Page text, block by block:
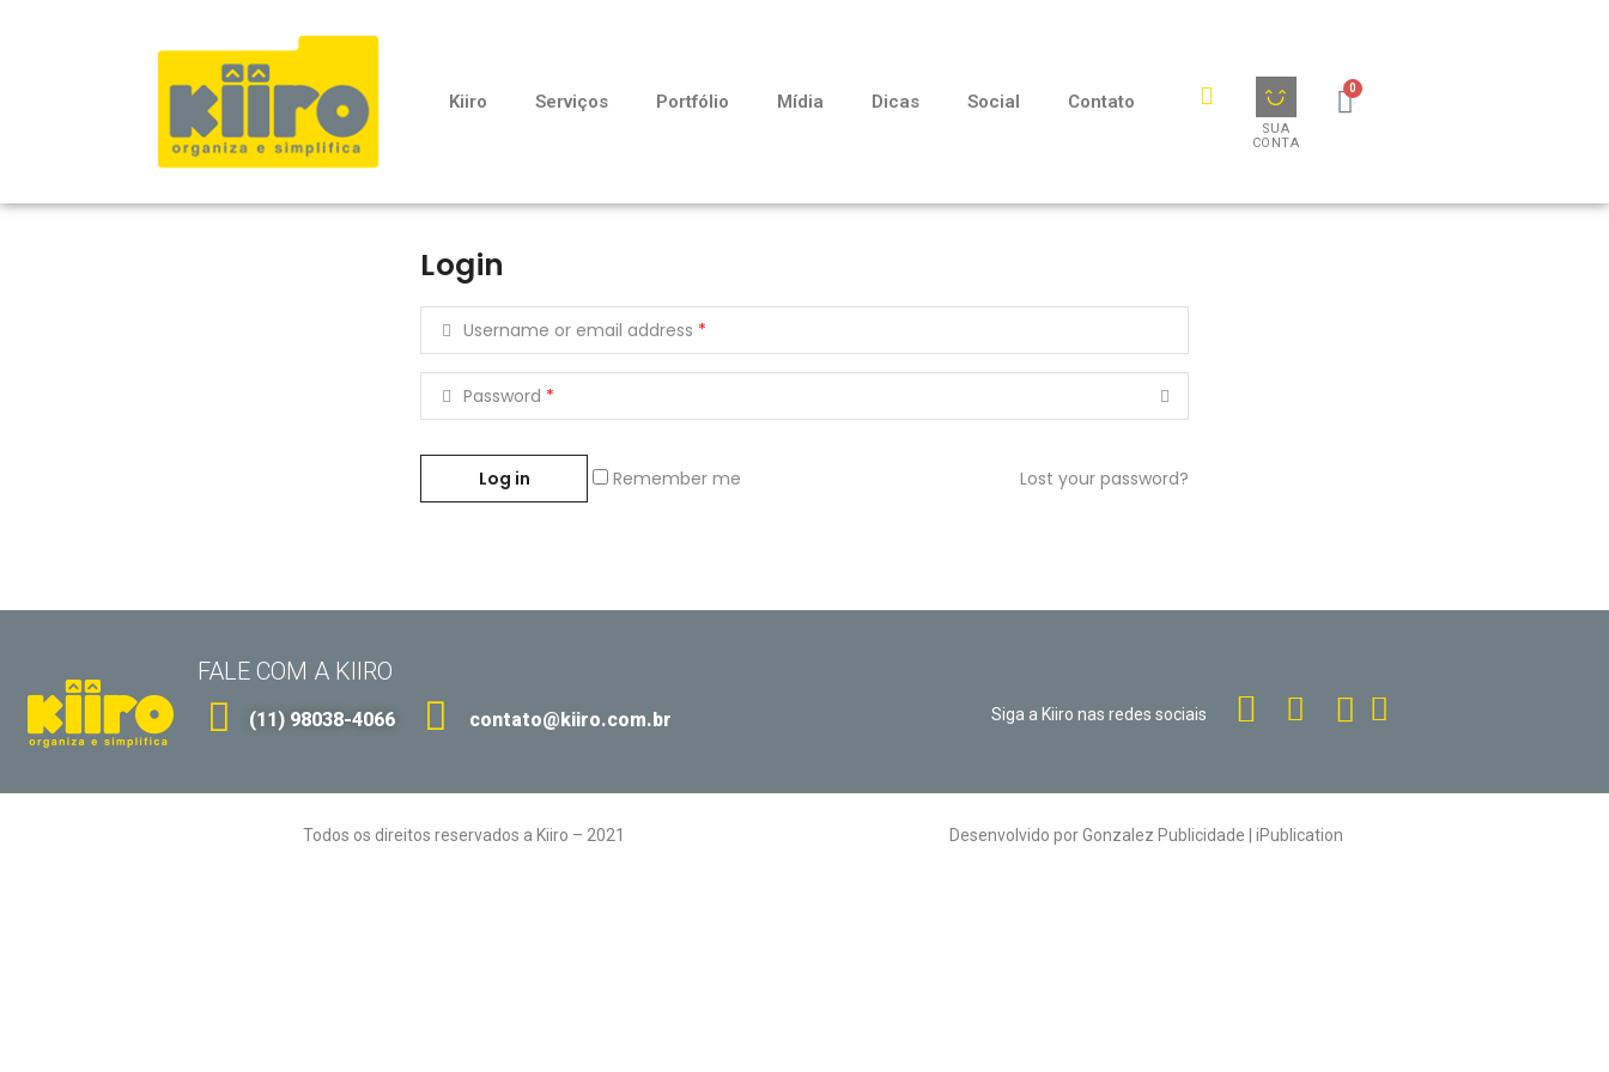
Kiiro Serviços Portfólio Mídia Dicas Social Contato
SUA
CONTA
Login
Username or email address *
Password *
Log in Remember me Lost your password?
FALE COM A KIIRO
(11) 98038-4066 contato@kiiro.com.br Siga a Kiiro nas redes sociais
Todos os direitos reservados a Kiiro – 2021 Desenvolvido porGonzalez Publicidade | iPublication